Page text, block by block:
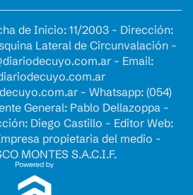
de Inicio: 11/2003 - Dirección:
Lateral de Circunvalación -
- Email:
- Whatsapp: (054)
General: Pablo Dellazoppa -
Diego Castillo - Editor Web:
propietaria del medio -
MONTES S.A.C.I.F.